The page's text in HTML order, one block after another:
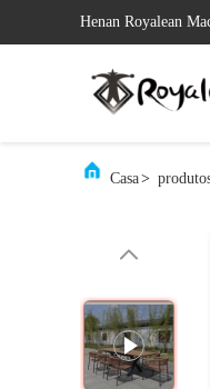
Henan Royalean
Casa>